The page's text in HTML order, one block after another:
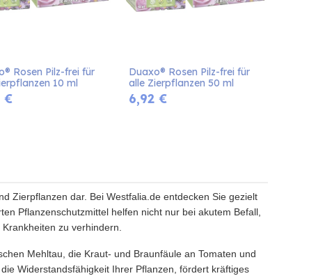
Rosen Pilz-frei für
10 ml
€
Duaxo® Rosen Pilz-frei für
alle Zierpflanzen 50 ml
6,92 €
Zierpflanzen dar. Bei Westfalia.de entdecken Sie gezielt
Pflanzenschutzmittel helfen nicht nur bei akutem Befall,
zu verhindern.
Mehltau, die Kraut- und Braunfäule an Tomaten und
Widerstandsfähigkeit Ihrer Pflanzen, fördert kräftiges